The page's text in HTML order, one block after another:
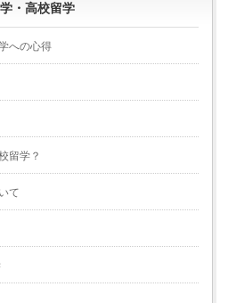
・高校留学
への心得
留学？
て